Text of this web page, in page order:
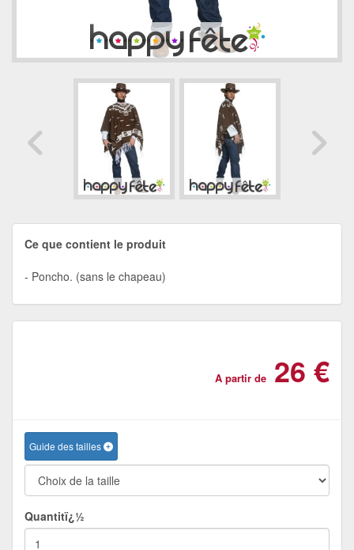
Ce que contient le produit
Poncho. (sans le chapeau)
A partir de 26 €
Guide des tailles
Quantitï¿½